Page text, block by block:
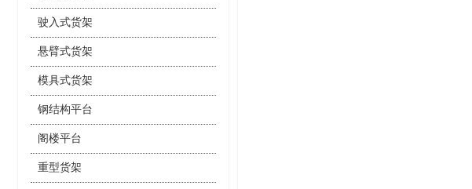
驶入式货架
悬臂式货架
模具式货架
钢结构平台
阁楼平台
重型货架